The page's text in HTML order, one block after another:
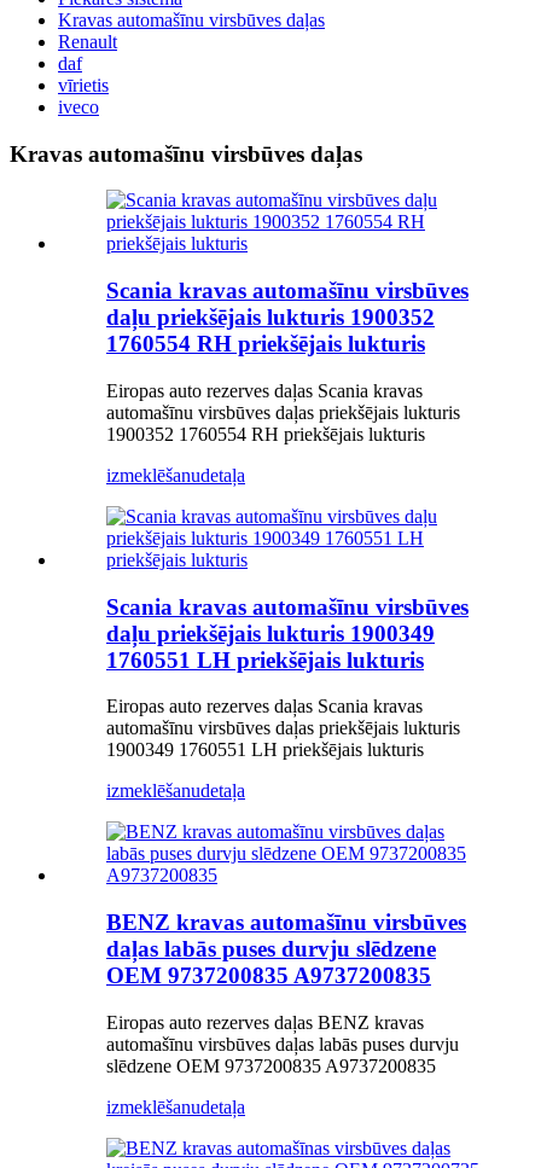
Kravas automašīnu virsbūves daļas
Renault
daf
vīrietis
iveco
Kravas automašīnu virsbūves daļas
Scania kravas automašīnu virsbūves
daļu priekšējais lukturis 1900352
1760554 RH priekšējais lukturis
Eiropas auto rezerves daļas Scania kravas
automašīnu virsbūves daļas priekšējais lukturis
1900352 1760554 RH priekšējais lukturis
izmeklēšanudetaļa
Scania kravas automašīnu virsbūves
daļu priekšējais lukturis 1900349
1760551 LH priekšējais lukturis
Eiropas auto rezerves daļas Scania kravas
automašīnu virsbūves daļas priekšējais lukturis
1900349 1760551 LH priekšējais lukturis
izmeklēšanudetaļa
BENZ kravas automašīnu virsbūves
daļas labās puses durvju slēdzene
OEM 9737200835 A9737200835
Eiropas auto rezerves daļas BENZ kravas
automašīnu virsbūves daļas labās puses durvju
slēdzene OEM 9737200835 A9737200835
izmeklēšanudetaļa